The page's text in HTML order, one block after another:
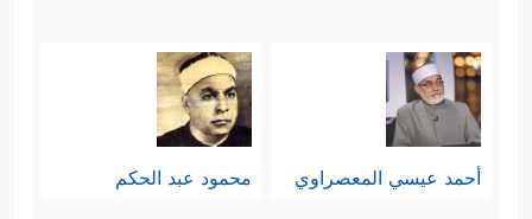
أحمد عيسي المعصراوي محمود عبد الحكم